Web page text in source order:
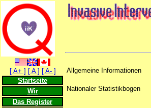
[ A+ ] [ A ] [ A- ]
Startseite
Wir
Das Register
Allgemeine Informationen
Nationaler Statistikbogen